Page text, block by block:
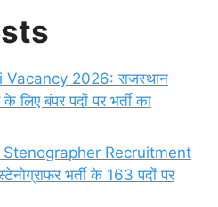
2026: राजस्थान
लिए बंपर पदों पर भर्ती का
Recruitment
भर्ती के 163 पदों पर